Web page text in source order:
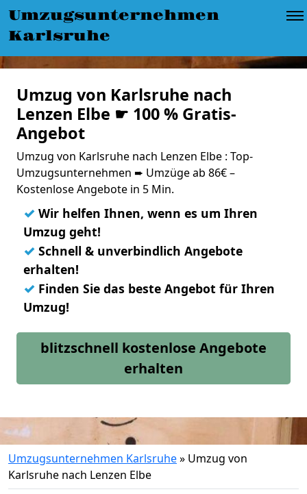
Umzugsunternehmen
Karlsruhe
Umzug von Karlsruhe nach
Lenzen Elbe ☛ 100 % Gratis-
Angebot
Umzug von Karlsruhe nach Lenzen Elbe : Top-
Umzugsunternehmen ➨ Umzüge ab 86€ –
Kostenlose Angebote in 5 Min.
✓ Wir helfen Ihnen, wenn es um Ihren
Umzug geht!
✓ Schnell & unverbindlich Angebote
erhalten!
✓ Finden Sie das beste Angebot für Ihren
Umzug!
blitzschnell kostenlose Angebote
erhalten
Umzugsunternehmen Karlsruhe» Umzug von
Karlsruhe nach Lenzen Elbe